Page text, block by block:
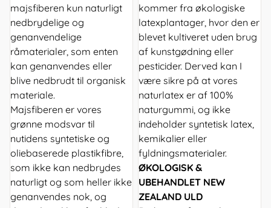
majsfiberen kun naturligt
nedbrydelige og
genanvendelige
råmaterialer, som enten
kan genanvendes eller
blive nedbrudt til organisk
materiale.
Majsfiberen er vores
grønne modsvar til
nutidens syntetiske og
oliebaserede plastikfibre,
som ikke kan nedbrydes
naturligt og som heller ikke
genanvendes nok, og
kommer fra økologiske
latexplantager, hvor den er
blevet kultiveret uden brug
af kunstgødning eller
pesticider. Derved kan I
være sikre på at vores
naturlatex er af 100%
naturgummi, og ikke
indeholder syntetisk latex,
kemikalier eller
fyldningsmaterialer.
ØKOLOGISK &
UBEHANDLET NEW
ZEALAND ULD